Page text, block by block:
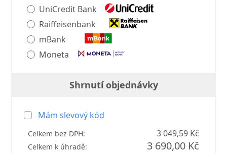
UniCredit Bank
Raiffeisenbank
mBank
Moneta
Shrnutí objednávky
Mám slevový kód
Celkem bez DPH: 3 049,59 Kč
Celkem k úhradě: 3 690,00 Kč